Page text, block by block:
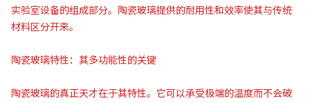
实验室设备的组成部分。陶瓷玻璃提供的耐用性和效率使其与传统
材料区分开来。
陶瓷玻璃特性：其多功能性的关键
陶瓷玻璃的真正天才在于其特性。它可以承受极端的温度而不会破